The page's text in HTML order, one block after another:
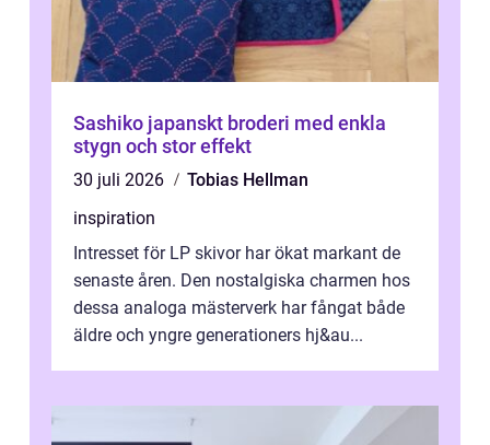
Sashiko japanskt broderi med enkla
stygn och stor effekt
30 juli 2026
Tobias Hellman
inspiration
Intresset för LP skivor har ökat markant de
senaste åren. Den nostalgiska charmen hos
dessa analoga mästerverk har fångat både
äldre och yngre generationers hj&au...